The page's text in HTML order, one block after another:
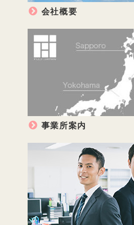
会社概要
事業所案内